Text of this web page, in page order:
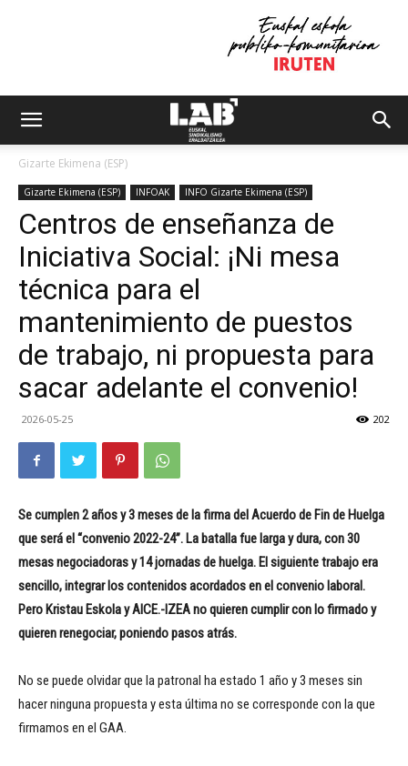
Gizarte Ekimena (ESP)
Gizarte Ekimena (ESP) INFOAK INFO Gizarte Ekimena (ESP)
Centros de enseñanza de
Iniciativa Social: ¡Ni mesa
técnica para el
mantenimiento de puestos
de trabajo, ni propuesta para
sacar adelante el convenio!
2026-05-25 202
Se cumplen 2 años y 3 meses de la firma del Acuerdo de Fin de Huelga
que será el “convenio 2022-24”. La batalla fue larga y dura, con 30
mesas negociadoras y 14 jornadas de huelga. El siguiente trabajo era
sencillo, integrar los contenidos acordados en el convenio laboral.
Pero Kristau Eskola y AICE.-IZEA no quieren cumplir con lo firmado y
quieren renegociar, poniendo pasos atrás.
No se puede olvidar que la patronal ha estado 1 año y 3 meses sin
hacer ninguna propuesta y esta última no se corresponde con la que
firmamos en el GAA.